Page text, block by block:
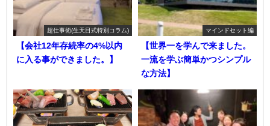
超仕事術(生天目式特別コラム)
【会社12年存続率の4%以内
に入る事ができました。】
マインドセット編
【世界一を学んで来ました。
一流を学ぶ簡単かつシンプル
な方法】